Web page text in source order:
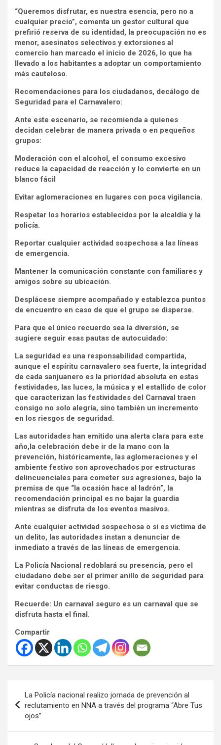
“Queremos disfrutar, es nuestra esencia, pero no a
cualquier precio”, comenta un gestor cultural que
prefirió reserva de su identidad, la preocupación no es
menor, asesinatos selectivos y extorsiones al
comercio han marcado el inicio de 2026, lo que ha
llevado a los habitantes a adoptar un comportamiento
más cauteloso.
Recomendaciones para los ciudadanos, decálogo de
Seguridad para el Carnavalero:
Ante este escenario, se recomienda a quienes
decidan celebrar de manera privada o en pequeños
grupos:
Moderación con el alcohol, el consumo excesivo
reduce la capacidad de reacción y lo convierte en un
blanco fácil
Evitar aglomeraciones en lugares con poca vigilancia.
Respetar los horarios establecidos por la alcaldía y la
policía.
Reportar cualquier actividad sospechosa a las líneas
de emergencia.
Mantener la comunicación constante con familiares y
amigos sobre su ubicación.
Desplácese siempre acompañado y establezca puntos
de encuentro en caso de que el grupo se disperse.
Para que el único recuerdo sea la diversión, se
sugiere seguir esas pautas de autocuidado:
La seguridad es una responsabilidad compartida,
aunque el espíritu carnavalero sea fuerte, la integridad
de cada sanjuanero es la prioridad absoluta en estas
festividades, las luces, la música y el estallido de color
que caracterizan las festividades del Carnaval traen
consigo no solo alegría, sino también un incremento
en los riesgos de seguridad.
Las autoridades han emitido una alerta clara para este
año,la celebración debe ir de la mano con la
prevención, históricamente, las aglomeraciones y el
ambiente festivo son aprovechados por estructuras
delincuenciales para cometer sus agresiones, bajo la
premisa de que “la ocasión hace al ladrón”, la
recomendación principal es no bajar la guardia
mientras se disfruta de los eventos masivos.
Ante cualquier actividad sospechosa o si es víctima de
un delito, las autoridades instan a denunciar de
inmediato a través de las líneas de emergencia.
La Policía Nacional redoblará su presencia, pero el
ciudadano debe ser el primer anillo de seguridad para
evitar conductas de riesgo.
Recuerde: Un carnaval seguro es un carnaval que se
disfruta hasta el final.
Compartir
de
entradas
La Policía nacional realizo jornada de prevención al
reclutamiento en NNA a través del programa “Abre Tus
ojos”